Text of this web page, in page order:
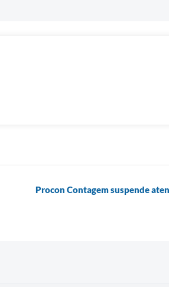
Procon Contagem suspende